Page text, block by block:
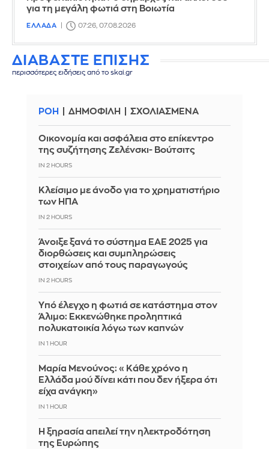
για τη μεγάλη φωτιά στη Βοιωτία
ΕΛΛΑΔΑ 07:26, 07.08.2026
ΔΙΑΒΑΣΤΕ ΕΠΙΣΗΣ
περισσότερες ειδήσεις από το skai.gr
ΡΟΗ ΔΗΜΟΦΙΛΗ ΣΧΟΛΙΑΣΜΕΝΑ
Οικονομία και ασφάλεια στο επίκεντρο
της συζήτησης Ζελένσκι- Βούτσιτς
IN 2 HOURS
Κλείσιμο με άνοδο για το χρηματιστήριο
των ΗΠΑ
IN 2 HOURS
Άνοιξε ξανά το σύστημα ΕΑΕ 2025 για
διορθώσεις και συμπληρώσεις
στοιχείων από τους παραγωγούς
IN 2 HOURS
Yπό έλεγχο η φωτιά σε κατάστημα στον
Άλιμο: Εκκενώθηκε προληπτικά
πολυκατοικία λόγω των καπνών
IN 1 HOUR
Μαρία Μενούνος: «Κάθε χρόνο η
Ελλάδα μού δίνει κάτι που δεν ήξερα ότι
είχα ανάγκη»
IN 1 HOUR
Η ξηρασία απειλεί την ηλεκτροδότηση
της Ευρώπης